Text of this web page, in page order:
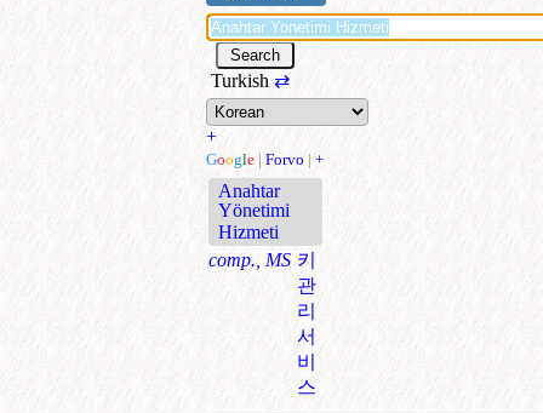
Turkish ⇄
+
Google | Forvo | +
Anahtar
Yönetimi
Hizmeti
comp., MS 키
관
리
서
비
스